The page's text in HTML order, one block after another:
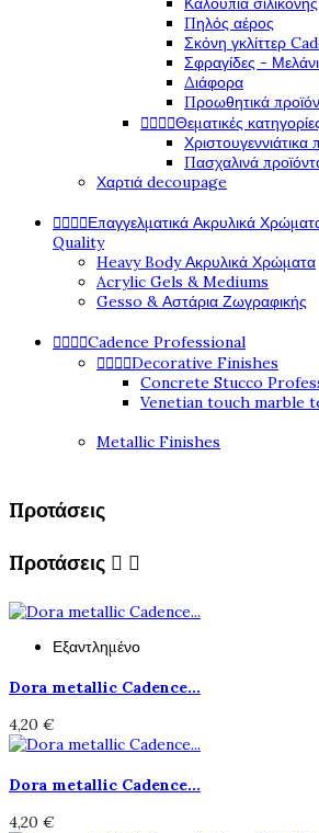
Πηλός αέρος
Σκόνη γκλίττερ
Σφραγίδες -
Διάφορα
Προωθητικά
   Θεματικές
Χριστουγεννιάτικα
Πασχαλινά
Χαρτιά decoupage
   Επαγγελματικά Ακρυλικά
Quality
Heavy Body Ακρυλικά Χρώματα
Acrylic Gels & Mediums
Gesso & Αστάρια Ζωγραφικής
   Cadence Professional
   Decorative Finishes
Concrete Stucco
Venetian touch marble
Metallic Finishes
Προτάσεις
Προτάσεις  
Εξαντλημένο
Dora metallic Cadence...
4,20 €
Dora metallic Cadence...
4,20 €